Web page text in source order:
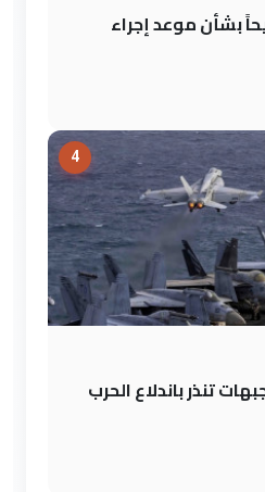
بشأن موعد إجراء
4
تنذر باندلاع الحرب